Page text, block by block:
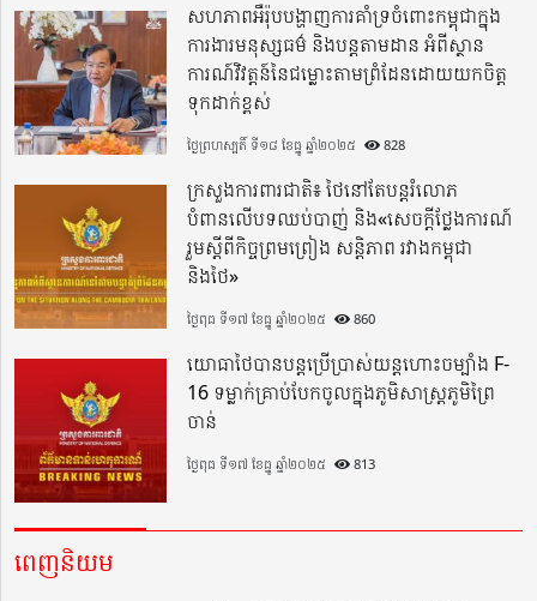
សហភាពអឺរ៉ុបបង្ហាញការគាំទ្រចំពោះកម្ពុជាក្នុង
ការងារមនុស្សធម៌ និងបន្តតាមដាន អំពីស្ថាន
ការណ៍វិវត្តន៍នៃជម្លោះតាមព្រំដែនដោយយកចិត្ត
ទុកដាក់ខ្ពស់
ថ្ងៃព្រហស្បតិ៍ ទី១៨ ខែធ្នូ ឆ្នាំ២០២៥ 828
ក្រសួងការពារជាតិ៖ ថៃនៅតែបន្តរំលោភ
បំពានលើបទឈប់បាញ់ និង«សេចក្តីថ្លែងការណ៍
រួមស្តីពីកិច្ចព្រមព្រៀង សន្តិភាព រវាងកម្ពុជា
និងថៃ»
ថ្ងៃពុធ ទី១៧ ខែធ្នូ ឆ្នាំ២០២៥ 860
យោធាថៃបានបន្តប្រើប្រាស់យន្តហោះចម្បាំង F-
16 ទម្លាក់គ្រាប់បែកចូលក្នុងភូមិសាស្ត្រភូមិព្រៃ
ចាន់
ថ្ងៃពុធ ទី១៧ ខែធ្នូ ឆ្នាំ២០២៥ 813
ពេញនិយម